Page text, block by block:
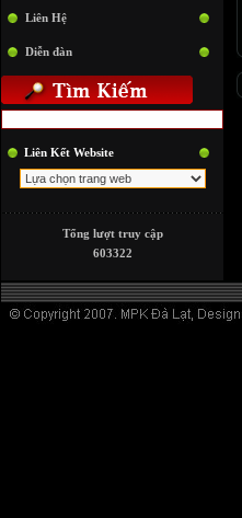
Liên Hệ
Diễn đàn
Liên Kết Website
Tổng lượt truy cập
603322